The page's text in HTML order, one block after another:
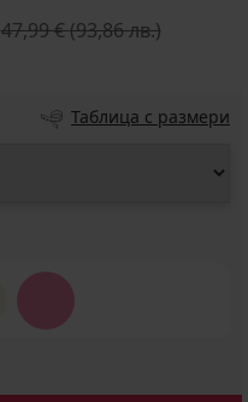
47,99 €(93,86 лв.)
Таблица с размери